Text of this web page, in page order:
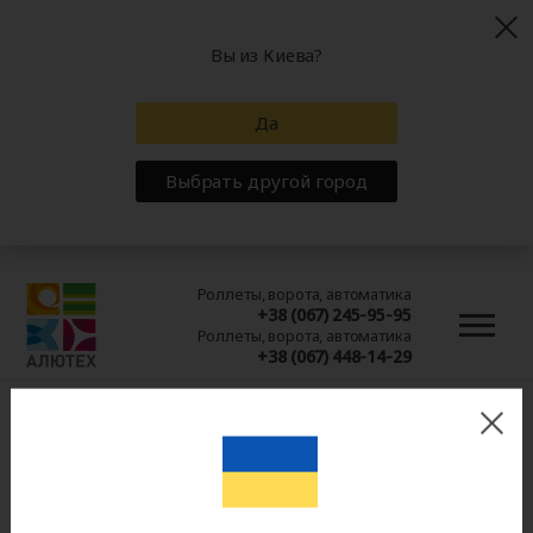
Роллеты, ворота, автоматика
+38 (067) 245-95-95
Роллеты, ворота, автоматика
+38 (067) 448-14-29
Лето новых
возможностей: «Алютех-
Вы из Киева?
Да
Выбрать другой город